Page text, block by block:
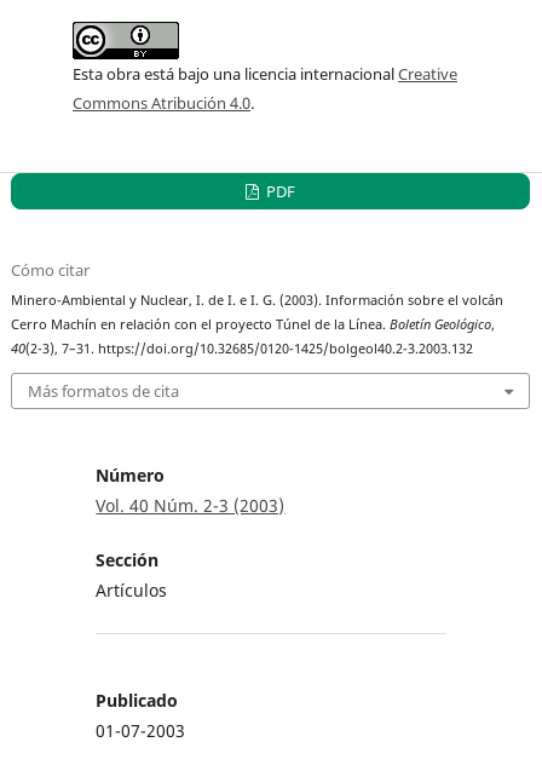
Esta obra está bajo una licencia internacionalCreative
Commons Atribución 4.0.
PDF
Cómo citar
Minero-Ambiental y Nuclear, I. de I. e I. G. (2003). Información sobre el volcán
Cerro Machín en relación con el proyecto Túnel de la Línea.Boletín Geológico,
40(2-3), 7–31. https://doi.org/10.32685/0120-1425/bolgeol40.2-3.2003.132
Más formatos de cita
Número
Vol. 40 Núm. 2-3 (2003)
Sección
Artículos
Publicado
01-07-2003